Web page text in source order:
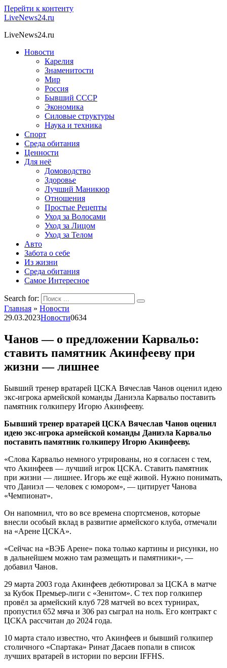
Перейти к контенту
LiveNews24.ru
LiveNews24.ru
Новости
Карелия
Знаменитости
Мир
Россия
Бывший СССР
Экономика
Силовые структуры
Наука и техника
Спорт
Среда обитания
Ценности
Для неё
Домоводство
Здоровье
Лучший Маникюр
Отношения
Простые Рецепты
Уход за Волосами
Уход за Лицом
Уход за Телом
Авто
Забота о себе
Из жизни
Среда обитания
Самое Интересное
Search for:
Главная » Новости
29.03.2023Новости0634
Чанов — о предложении Карвальо:
ставить памятник Акинфееву при
жизни — лишнее
Бывший тренер вратарей ЦСКА Вячеслав Чанов оценил идею
экс-игрока армейской команды Даниэла Карвальо поставить
памятник голкиперу Игорю Акинфееву.
Бывший тренер вратарей ЦСКА Вячеслав Чанов оценил
идею экс-игрока армейской команды Даниэла Карвальо
поставить памятник голкиперу Игорю Акинфееву.
«Слова Карвальо немного утрированы, но я согласен с тем,
что Акинфеев — лучший игрок ЦСКА. Ставить памятник
при жизни — лишнее. Игорь же ещё живой. Нужно понимать,
что Даниэл — человек с юмором», — цитирует Чанова
«Чемпионат».
Он напомнил, что во все времена спортсменов, которые
внесли особый вклад в развитие армейского клуба, отмечали
на «Арене ЦСКА».
«Сейчас на «ВЭБ Арене» пока только картины и рисунки, но
в дальнейшем можно там размещать и памятники», —
добавил Чанов.
29 марта 2003 года Акинфеев дебютировал за ЦСКА в матче
за Кубок Премьер-лиги с «Зенитом». С тех пор голкипер
провёл за армейский клуб 728 матчей во всех турнирах,
пропустил 652 мяча и 306 раз сыграл на ноль. Его контракт с
ЦСКА рассчитан до 2024 года.
10 марта стало известно, что Акинфеев и бывший голкипер
столичного «Спартака» Ринат Дасаев попали в список
лучших вратарей в истории по версии IFFHS.